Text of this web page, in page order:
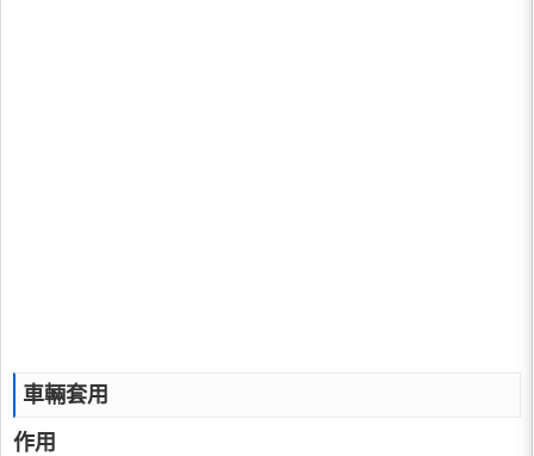
車輛套用
作用